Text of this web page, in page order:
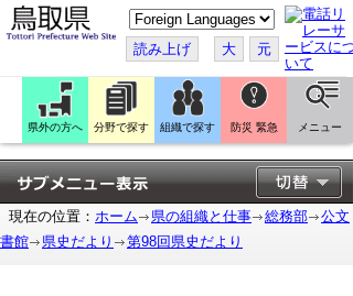
こ
の
ペ
ー
ジ
翻
訳
す
る
読み上げ 大 元
県外の方へ 分野で探す 組織で探す 防災 緊急 メニュー
現在の位置： ホーム 県の組織と仕事 総務部
公文
書館
県史だより 第98回県史だより